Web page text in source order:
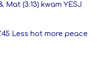
Mat (3:13) kwam YESJ
Less hot more peace